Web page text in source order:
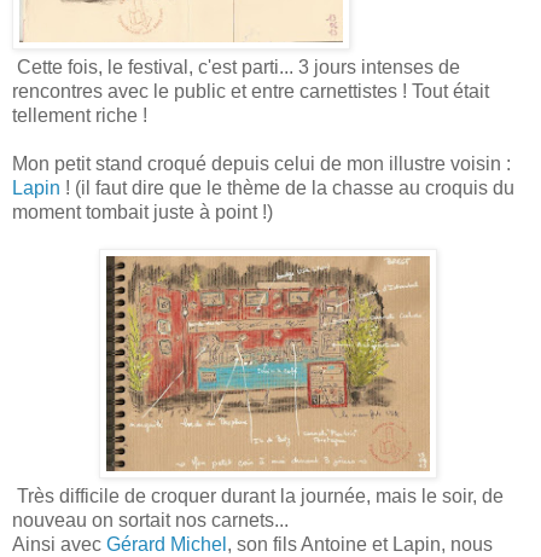
Cette fois, le festival, c'est parti... 3 jours intenses de
rencontres avec le public et entre carnettistes ! Tout était
tellement riche !
Mon petit stand croqué depuis celui de mon illustre voisin :
Lapin ! (il faut dire que le thème de la chasse au croquis du
moment tombait juste à point !)
Très difficile de croquer durant la journée, mais le soir, de
nouveau on sortait nos carnets...
Ainsi avec Gérard Michel , son fils Antoine et Lapin, nous